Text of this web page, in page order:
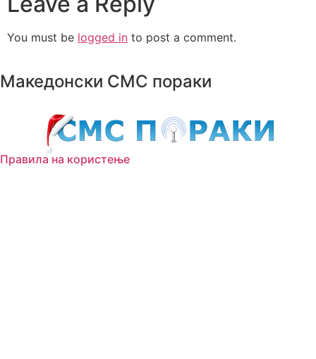
You must be logged in to post a comment.
Македонски СМС пораки
Правила на користење